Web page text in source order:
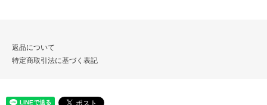
返品について
特定商取引法に基づく表記